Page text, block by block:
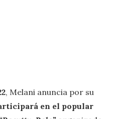
, Melani anuncia por su
en el popular